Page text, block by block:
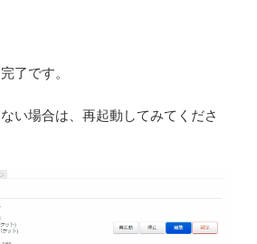
了です。
い場合は、再起動してみてくださ